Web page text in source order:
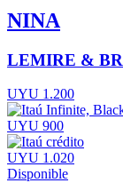
NINA
LEMIRE &
UYU 1.200
UYU 900
UYU 1.020
Disponible